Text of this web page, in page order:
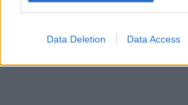
Data Deletion Data Access